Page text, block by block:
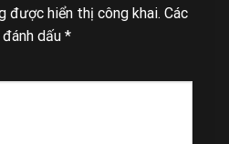
được hiển thị công khai. Các
dấu *